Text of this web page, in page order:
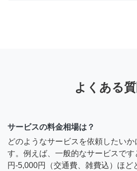
よくある
サービスの料金相場は？
どのようなサービスを依頼したいか
す。例えば、一般的なサービスで
円-5,000円（交通費、雑費込）ほど